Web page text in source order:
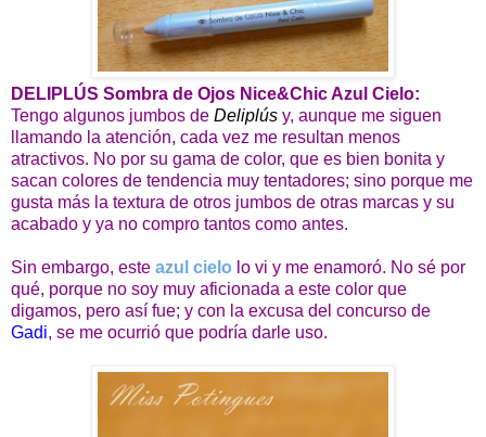
DELIPLÚS Sombra de Ojos Nice&Chic Azul Cielo:
Tengo algunos jumbos de Deliplús y, aunque me siguen
llamando la atención, cada vez me resultan menos
atractivos. No por su gama de color, que es bien bonita y
sacan colores de tendencia muy tentadores; sino porque me
gusta más la textura de otros jumbos de otras marcas y su
acabado y ya no compro tantos como antes.
Sin embargo, este azul cielo lo vi y me enamoró. No sé por
qué, porque no soy muy aficionada a este color que
digamos, pero así fue; y con la excusa del concurso de
Gadi, se me ocurrió que podría darle uso.